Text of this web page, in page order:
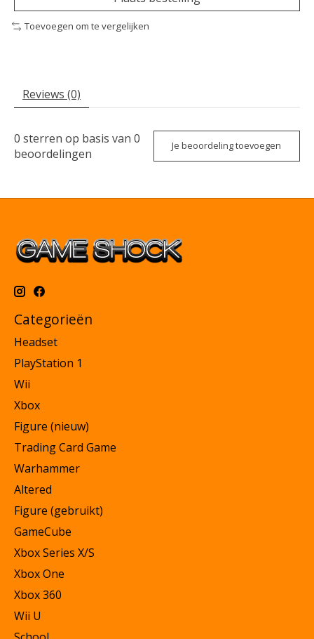
Toevoegen om te vergelijken
Reviews (0)
0 sterren op basis van 0
beoordelingen
Je beoordeling toevoegen
Categorieën
Headset
PlayStation 1
Wii
Xbox
Figure (nieuw)
Trading Card Game
Warhammer
Altered
Figure (gebruikt)
GameCube
Xbox Series X/S
Xbox One
Xbox 360
Wii U